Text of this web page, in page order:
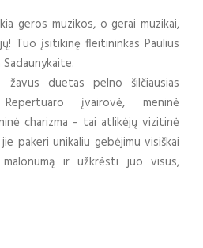
geros muzikos, o gerai muzikai,
Tuo įsitikinę fleitininkas Paulius
duetas pelno šilčiausias
įvairovė, meninė
charizma – tai atlikėjų vizitinė
pakeri unikaliu gebėjimu visiškai
ir užkrėsti juo visus,